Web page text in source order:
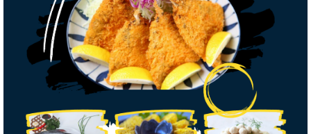
Trung Quốc tăng mạnh nhập khẩu mực,
trong khi nguồn cung...